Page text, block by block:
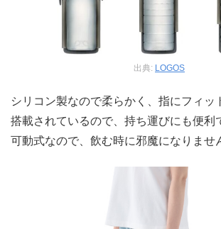
出典: LOGOS
シリコン製なので柔らかく、指にフィッ
搭載されているので、持ち運びにも便利
可動式なので、飲む時に邪魔になりませ